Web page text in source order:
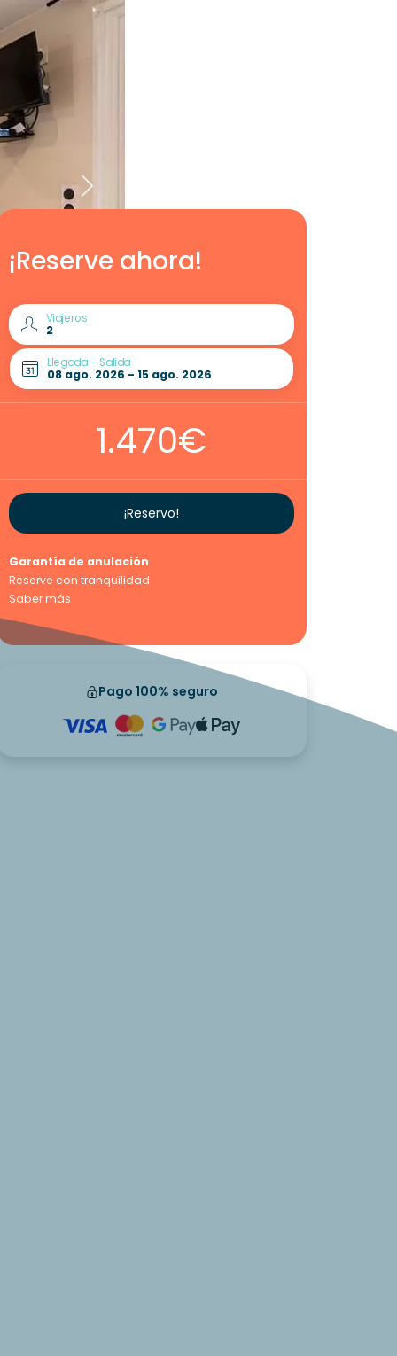
¡Reserve ahora!
Viajeros
Llegada - Salida
1.470€
¡Reservo!
Garantía de anulación
Reserve con tranquilidad
Saber más
Pago 100% seguro